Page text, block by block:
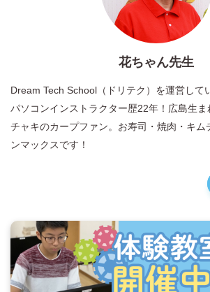
花ちゃん先生
Dream Tech School（ドリテク）を運営して
パソコンインストラクター歴22年！広島生
チャキのカープファン。お寿司・焼肉・キム
ンマックスです！